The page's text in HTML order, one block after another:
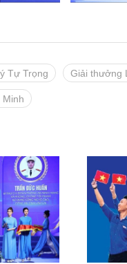
Tự Trọng Giải thưởng